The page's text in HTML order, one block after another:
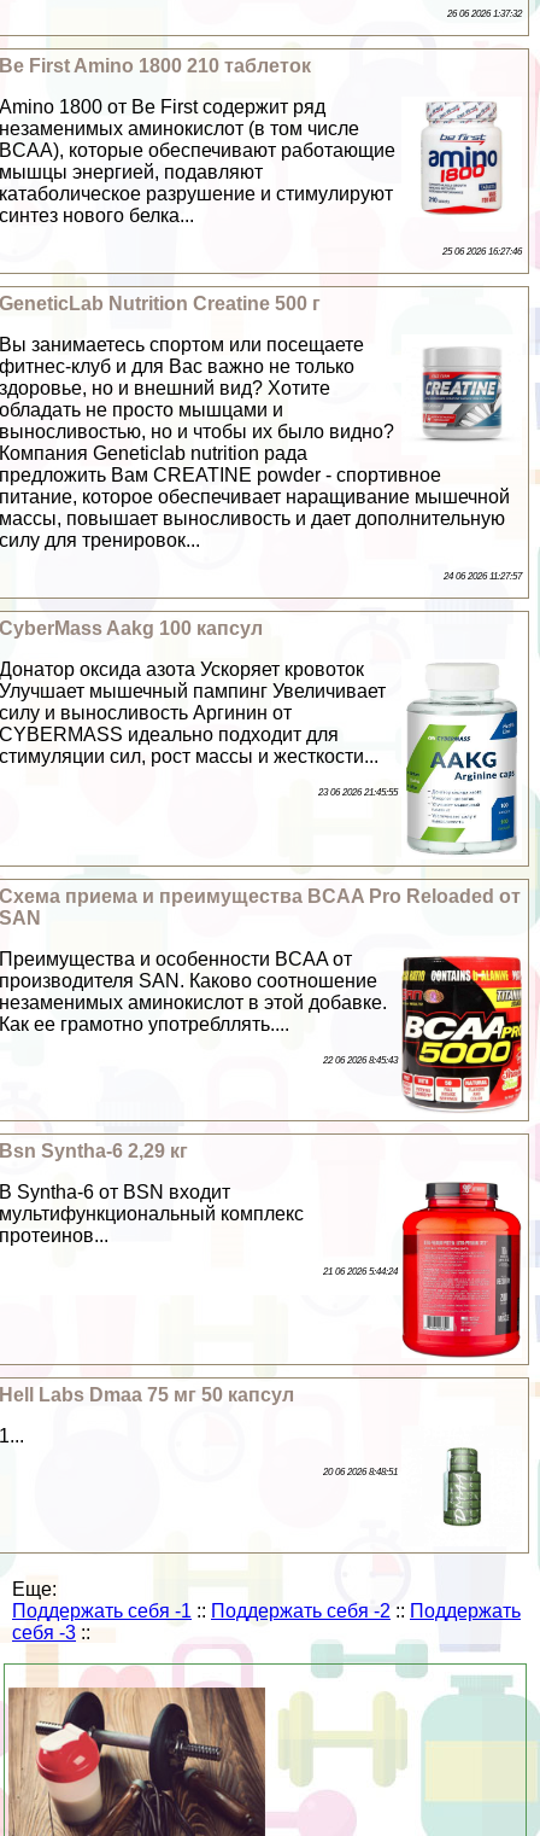
26 06 2026 1:37:32
Be First Amino 1800 210 таблеток
Amino 1800 от Be First содержит ряд
незаменимых аминокислот (в том числе
BCAA), которые обеспечивают работающие
мышцы энергией, подавляют
катаболическое разрушение и стимулируют
синтез нового белка...
25 06 2026 16:27:46
GeneticLab Nutrition Creatine 500 г
Вы занимаетесь спортом или посещаете
фитнес-клуб и для Вас важно не только
здоровье, но и внешний вид? Хотите
обладать не просто мышцами и
выносливостью, но и чтобы их было видно?
Компания Geneticlab nutrition рада
предложить Вам CREATINE powder - спортивное
питание, которое обеспечивает наращивание мышечной
массы, повышает выносливость и дает дополнительную
силу для тренировок...
24 06 2026 11:27:57
CyberMass Aakg 100 капсул
Донатор оксида азота Ускоряет кровоток
Улучшает мышечный пампинг Увеличивает
силу и выносливость Аргинин от
CYBERMASS идеально подходит для
стимуляции сил, рост массы и жесткости...
23 06 2026 21:45:55
Схема приема и преимущества BCAA Pro Reloaded от
SAN
Преимущества и особенности BCAA от
производителя SAN. Каково соотношение
незаменимых аминокислот в этой добавке.
Как ее грамотно употрeбллять....
22 06 2026 8:45:43
Bsn Syntha-6 2,29 кг
В Syntha-6 от BSN входит
мультифункциональный комплекс
протеинов...
21 06 2026 5:44:24
Hell Labs Dmaa 75 мг 50 капсул
1...
20 06 2026 8:48:51
Еще:
Поддержать себя -1 :: Поддержать себя -2 :: Поддержать
себя -3 ::